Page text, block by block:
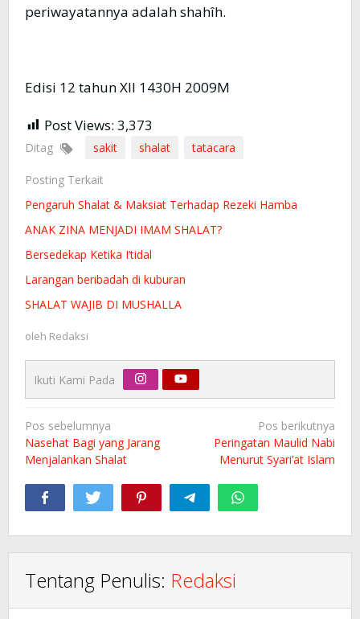
periwayatannya adalah shahîh.
Edisi 12 tahun XII 1430H 2009M
Post Views: 3,373
Ditag sakit shalat tatacara
Posting Terkait
Pengaruh Shalat & Maksiat Terhadap Rezeki Hamba
ANAK ZINA MENJADI IMAM SHALAT?
Bersedekap Ketika I’tidal
Larangan beribadah di kuburan
SHALAT WAJIB DI MUSHALLA
oleh Redaksi
Ikuti Kami Pada
Navigasi
pos
Pos sebelumnya
Nasehat Bagi yang Jarang
Menjalankan Shalat
Pos berikutnya
Peringatan Maulid Nabi
Menurut Syari’at Islam
Tentang Penulis: Redaksi